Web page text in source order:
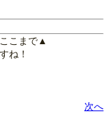
こまで▲
ね！
次へ